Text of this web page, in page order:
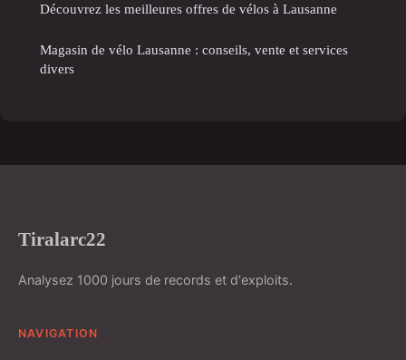
Découvrez les meilleures offres de vélos à Lausanne
Magasin de vélo Lausanne : conseils, vente et services
divers
Tiralarc22
Analysez 1000 jours de records et d'exploits.
NAVIGATION